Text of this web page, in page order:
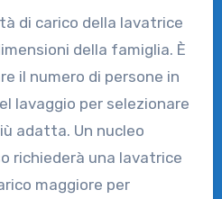
di carico della lavatrice
della famiglia. È
il numero di persone in
lavaggio per selezionare
adatta. Un nucleo
richiederà una lavatrice
maggiore per